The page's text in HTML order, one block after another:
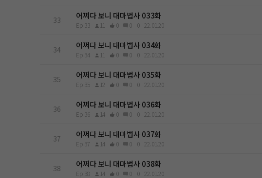
33 어쩌다 보니 대마법사 033화
Ep.33 11 0 0 0 22.01.20
34 어쩌다 보니 대마법사 034화
Ep.34 11 0 0 0 22.01.20
35 어쩌다 보니 대마법사 035화
Ep.35 12 0 0 0 22.01.20
36 어쩌다 보니 대마법사 036화
Ep.36 14 0 0 0 22.01.20
37 어쩌다 보니 대마법사 037화
Ep.37 14 0 0 0 22.01.20
38 어쩌다 보니 대마법사 038화
Ep.38 14 0 0 0 22.01.20